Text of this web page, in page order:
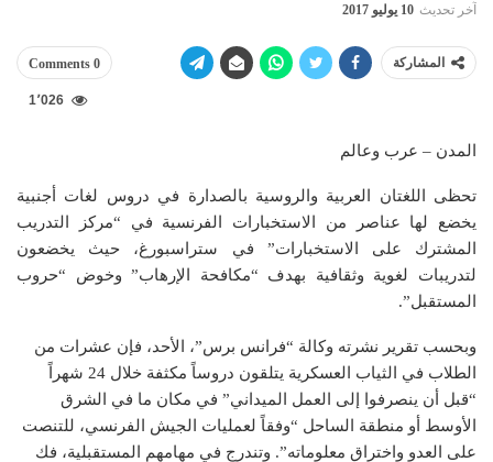
آخر تحديث 10 يوليو 2017
المشاركة 0 Comments
1٬026
المدن – عرب وعالم
تحظى اللغتان العربية والروسية بالصدارة في دروس لغات أجنبية
يخضع لها عناصر من الاستخبارات الفرنسية في “مركز التدريب
المشترك على الاستخبارات” في ستراسبورغ، حيث يخضعون
لتدريبات لغوية وثقافية بهدف “مكافحة الإرهاب” وخوض “حروب
المستقبل”.
وبحسب تقرير نشرته وكالة “فرانس برس”، الأحد، فإن عشرات من
الطلاب في الثياب العسكرية يتلقون دروساً مكثفة خلال 24 شهراً
“قبل أن ينصرفوا إلى العمل الميداني” في مكان ما في الشرق
الأوسط أو منطقة الساحل “وفقاً لعمليات الجيش الفرنسي، للتنصت
على العدو واختراق معلوماته”. وتندرج في مهامهم المستقبلية، فك